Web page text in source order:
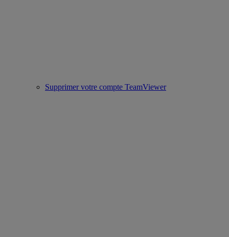
Supprimer votre compte TeamViewer